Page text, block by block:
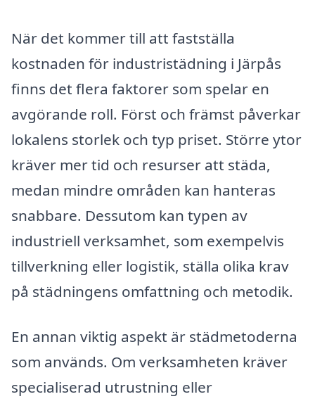
När det kommer till att fastställa
kostnaden för industristädning i Järpås
finns det flera faktorer som spelar en
avgörande roll. Först och främst påverkar
lokalens storlek och typ priset. Större ytor
kräver mer tid och resurser att städa,
medan mindre områden kan hanteras
snabbare. Dessutom kan typen av
industriell verksamhet, som exempelvis
tillverkning eller logistik, ställa olika krav
på städningens omfattning och metodik.
En annan viktig aspekt är städmetoderna
som används. Om verksamheten kräver
specialiserad utrustning eller